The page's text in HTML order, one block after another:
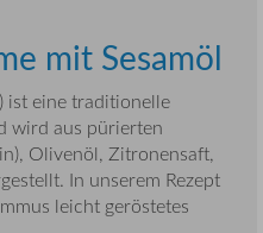
mit Sesamöl
ist eine traditionelle
wird aus pürierten
Olivenöl, Zitronensaft,
In unserem Rezept
leicht geröstetes